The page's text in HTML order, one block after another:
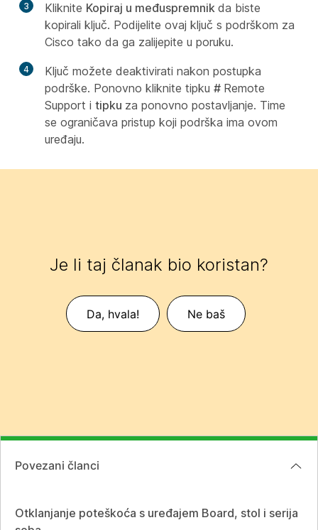
3 Kliknite Kopiraj u međuspremnik da biste
kopirali ključ. Podijelite ovaj ključ s podrškom za
Cisco tako da ga zalijepite u poruku.
4
Ključ možete deaktivirati nakon postupka
podrške. Ponovno kliknite tipku # Remote
Support i tipku za ponovno postavljanje. Time
se ograničava pristup koji podrška ima ovom
uređaju.
Je li taj članak bio koristan?
Da, hvala! Ne baš
Povezani članci
Otklanjanje poteškoća s uređajem Board, stol i serija